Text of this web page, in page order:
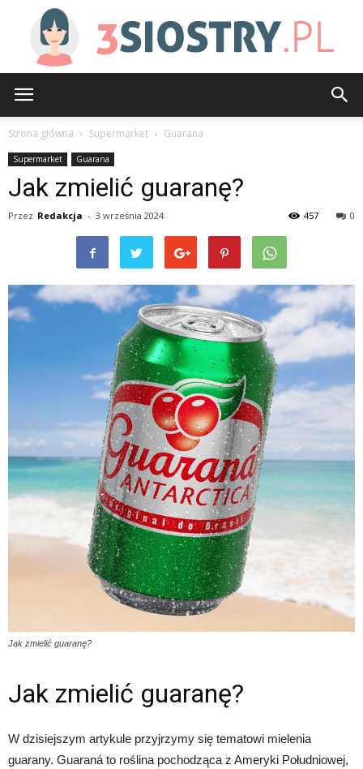
Strona główna Supermarket Guarana
Supermarket Guarana
Jak zmielić guaranę?
Przez Redakcja - 3 września 2024 0
457
Jak zmielić guaranę?
Jak zmielić guaranę?
W dzisiejszym artykule przyjrzymy się tematowi mielenia
guarany. Guaraná to roślina pochodząca z Ameryki Południowej,